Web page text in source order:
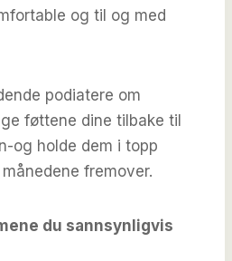
og til og med
podiatere om
føttene dine tilbake til
og holde dem i topp
fremover.
du sannsynligvis